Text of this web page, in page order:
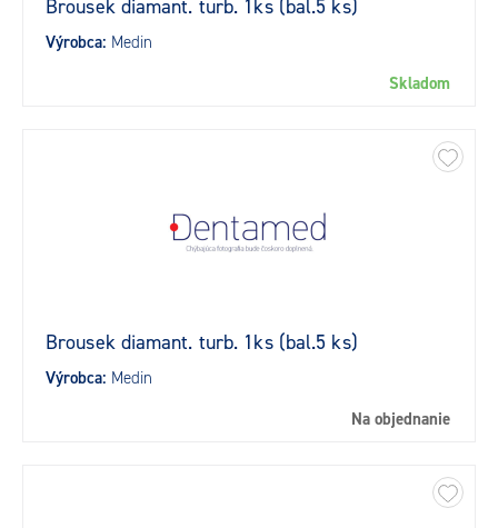
Brousek diamant. turb. 1ks (bal.5 ks)
Výrobca: Medin
Skladom
Brousek diamant. turb. 1ks (bal.5 ks)
Výrobca: Medin
Na objednanie